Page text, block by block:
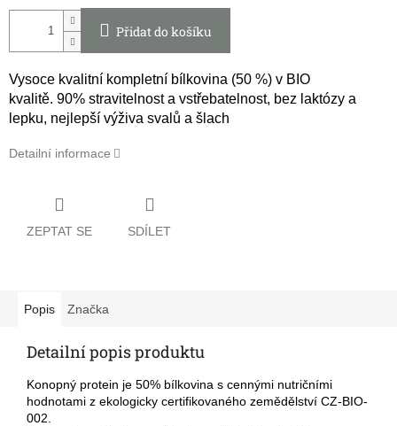
Přidat do košíku
Vysoce kvalitní kompletní bílkovina (50 %) v BIO
kvalitě. 90% stravitelnost a vstřebatelnost, bez laktózy a
lepku, nejlepší výživa svalů a šlach
Detailní informace
ZEPTAT SE SDÍLET
Popis Značka
Detailní popis produktu
Konopný protein je 50% bílkovina s cennými nutričními
hodnotami z ekologicky certifikovaného zemědělství CZ-BIO-
002.